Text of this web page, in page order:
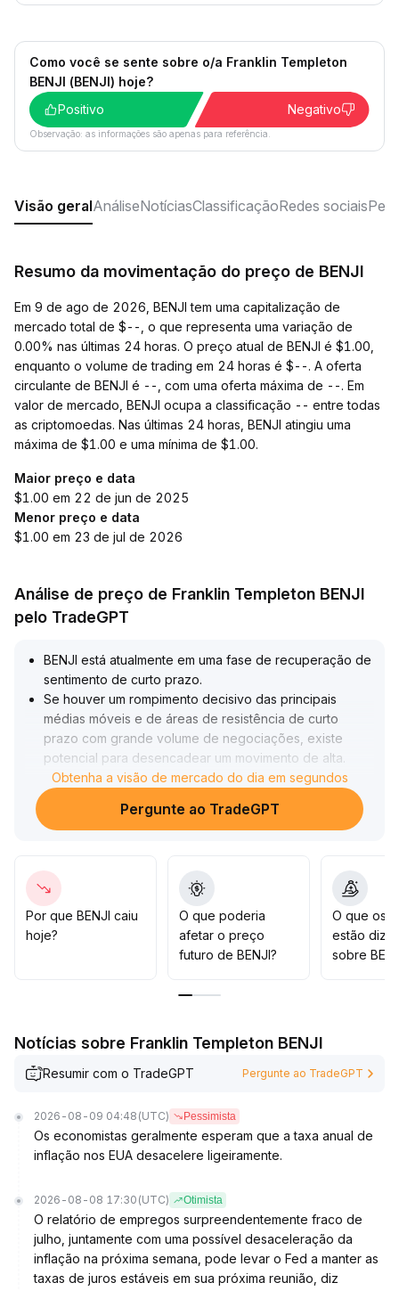
Como você se sente sobre o/a Franklin Templeton
BENJI (BENJI) hoje?
Positivo
Negativo
Observação: as informações são apenas para referência.
Visão geralAnáliseNotíciasClassificaçãoRedes sociais
Resumo da movimentação do preço de BENJI
Em 9 de ago de 2026, BENJI tem uma capitalização de
mercado total de $--, o que representa uma variação de
0.00% nas últimas 24 horas. O preço atual de BENJI é $1.00,
enquanto o volume de trading em 24 horas é $--. A oferta
circulante de BENJI é --, com uma oferta máxima de --. Em
valor de mercado, BENJI ocupa a classificação -- entre todas
as criptomoedas. Nas últimas 24 horas, BENJI atingiu uma
máxima de $1.00 e uma mínima de $1.00.
Maior preço e data
$1.00 em 22 de jun de 2025
Menor preço e data
$1.00 em 23 de jul de 2026
Análise de preço de Franklin Templeton BENJI
pelo TradeGPT
BENJI está atualmente em uma fase de recuperação de
sentimento de curto prazo.
Se houver um rompimento decisivo das principais
médias móveis e de áreas de resistência de curto
prazo com grande volume de negociações, existe
potencial para desencadear um movimento de alta
No entanto, a tendência de médio e longo prazo ainda
requer confirmação pela combinação de volume e
preço; se o volume não aumentar de forma contínua ou
Recomenda-se que os investidores monitorem sinais
de aumento de volume e rompimentos no curto prazo,
com foco nos pontos-chave entre 0,45 e 0,49 para
avaliar a estabilidade e mudanças na pressão de
contínuo ressoar entre preço e volume e um
Obtenha a visão de mercado do dia em segundos
Pergunte ao TradeGPT
Por que BENJI caiu
hoje?
O que poderia
afetar o preço
futuro de BENJI?
O que os
estão
sobre
Notícias sobre Franklin Templeton BENJI
Resumir com o TradeGPT Pergunte ao TradeGPT
2026-08-09 04:48 (UTC) Pessimista
Os economistas geralmente esperam que a taxa anual de
inflação nos EUA desacelere ligeiramente.
2026-08-08 17:30 (UTC) Otimista
O relatório de empregos surpreendentemente fraco de
julho, juntamente com uma possível desaceleração da
inflação na próxima semana, pode levar o Fed a manter as
taxas de juros estáveis em sua próxima reunião, diz